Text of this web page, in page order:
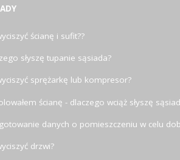
ścianę i sufit??
słyszę tupanie sąsiada?
sprężarkę lub kompresor?
ścianę - dlaczego wciąż słyszę
danych o pomieszczeniu w celu
drzwi?